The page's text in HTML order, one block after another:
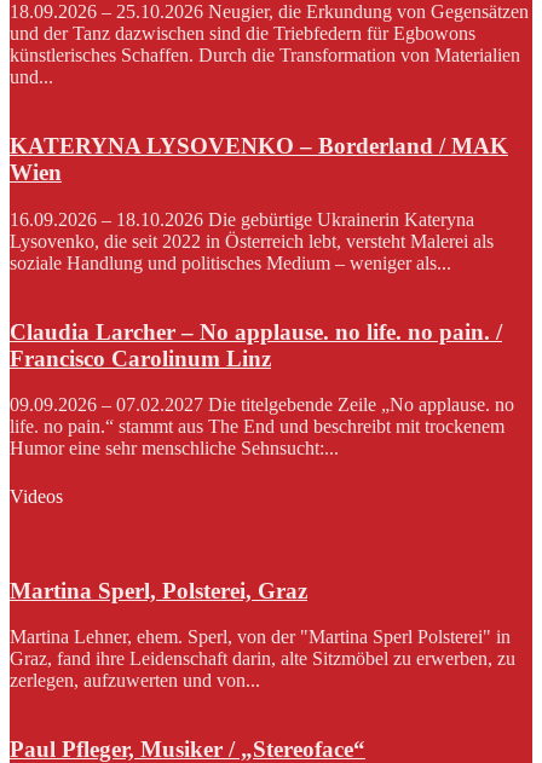
18.09.2026 – 25.10.2026 Neugier, die Erkundung von Gegensätzen
und der Tanz dazwischen sind die Triebfedern für Egbowons
künstlerisches Schaffen. Durch die Transformation von Materialien
und...
KATERYNA LYSOVENKO – Borderland / MAK
Wien
16.09.2026 – 18.10.2026 Die gebürtige Ukrainerin Kateryna
Lysovenko, die seit 2022 in Österreich lebt, versteht Malerei als
soziale Handlung und politisches Medium – weniger als...
Claudia Larcher – No applause. no life. no pain. /
Francisco Carolinum Linz
09.09.2026 – 07.02.2027 Die titelgebende Zeile „No applause. no
life. no pain.“ stammt aus The End und beschreibt mit trockenem
Humor eine sehr menschliche Sehnsucht:...
Videos
Martina Sperl, Polsterei, Graz
Martina Lehner, ehem. Sperl, von der "Martina Sperl Polsterei" in
Graz, fand ihre Leidenschaft darin, alte Sitzmöbel zu erwerben, zu
zerlegen, aufzuwerten und von...
Paul Pfleger, Musiker / „Stereoface“